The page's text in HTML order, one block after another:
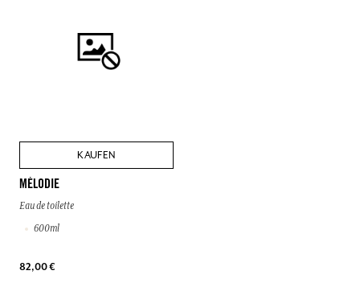
KAUFEN
MÉLODIE
Eau de toilette
600ml
82,00 €